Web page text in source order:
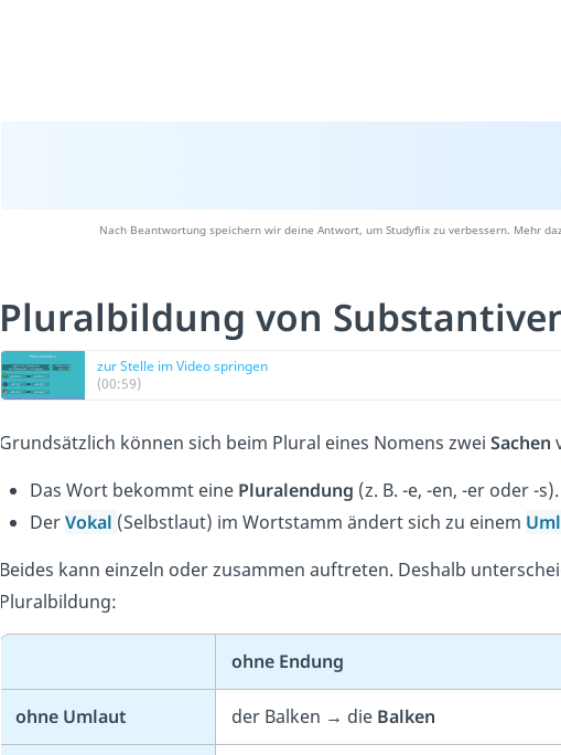
Nach Beantwortung speichern wir deine Antwort, um Studyflix zu verbessern. Mehr
Pluralbildung von
zur Stelle im Video springen
(00:59)
Grundsätzlich können sich beim Plural eines Nomens zwei Sachen
Das Wort bekommt eine Pluralendung (z. B. -e, -en, -er oder -s).
DerVokal (Selbstlaut) im Wortstamm ändert sich zu einem
Beides kann einzeln oder zusammen auftreten. Deshalb
Pluralbildung:
ohne Endung
ohne Umlaut der Balken → die Balken